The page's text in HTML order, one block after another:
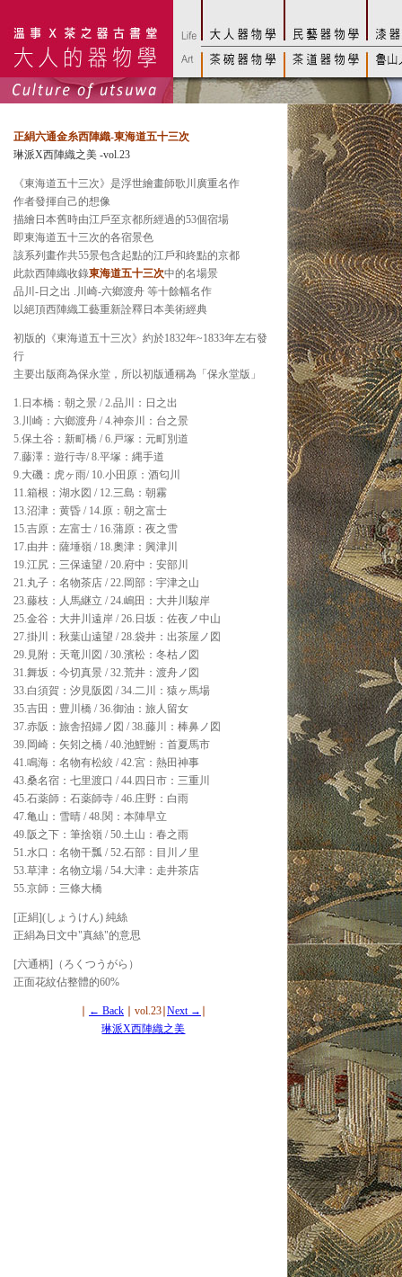
正絹六通金糸西陣織-東海道五十三次
琳派X西陣織之美 -vol.23
《東海道五十三次》是浮世繪畫師歌川廣重名作
作者發揮自己的想像
描繪日本舊時由江戶至京都所經過的53個宿場
即東海道五十三次的各宿景色
該系列畫作共55景包含起點的江戶和終點的京都
此款西陣織收錄東海道五十三次中的名場景
品川-日之出 .川崎-六鄉渡舟 等十餘幅名作
以絕頂西陣織工藝重新詮釋日本美術經典
初版的《東海道五十三次》約於1832年~1833年左右發
行
主要出版商為保永堂，所以初版通稱為「保永堂版」
1.日本橋：朝之景 / 2.品川：日之出
3.川崎：六鄉渡舟 / 4.神奈川：台之景
5.保土谷：新町橋 / 6.戸塚：元町別道
7.藤澤：遊行寺/ 8.平塚：縄手道
9.大磯：虎ヶ雨/ 10.小田原：酒匂川
11.箱根：湖水図 / 12.三島：朝霧
13.沼津：黄昏 / 14.原：朝之富士
15.吉原：左富士 / 16.蒲原：夜之雪
17.由井：薩埵嶺 / 18.奧津：興津川
19.江尻：三保遠望 / 20.府中：安部川
21.丸子：名物茶店 / 22.岡部：宇津之山
23.藤枝：人馬継立 / 24.嶋田：大井川駿岸
25.金谷：大井川遠岸 / 26.日坂：佐夜ノ中山
27.掛川：秋葉山遠望 / 28.袋井：出茶屋ノ図
29.見附：天竜川図 / 30.濱松：冬枯ノ図
31.舞坂：今切真景 / 32.荒井：渡舟ノ図
33.白須賀：汐見阪図 / 34.二川：猿ヶ馬場
35.吉田：豊川橋 / 36.御油：旅人留女
37.赤阪：旅舎招婦ノ図 / 38.藤川：棒鼻ノ図
39.岡崎：矢矧之橋 / 40.池鯉鮒：首夏馬市
41.鳴海：名物有松絞 / 42.宮：熱田神事
43.桑名宿：七里渡口 / 44.四日市：三重川
45.石薬師：石薬師寺 / 46.庄野：白雨
47.亀山：雪晴 / 48.関：本陣早立
49.阪之下：筆捨嶺 / 50.土山：春之雨
51.水口：名物干瓢 / 52.石部：目川ノ里
53.草津：名物立場 / 54.大津：走井茶店
55.京師：三條大橋
[正絹](しょうけん) 純絲
正絹為日文中"真絲"的意思
[六通柄]（ろくつうがら）
正面花紋佔整體的60%
← Back ∣ vol.23∣ Next →
琳派X西陣織之美